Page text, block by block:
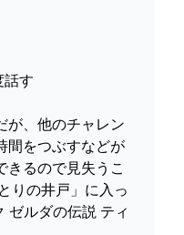
話す
が、他のチャレン
間をつぶすなどが
るので見失うこ
りの井戸」に入っ
ゼルダの伝説 ティ